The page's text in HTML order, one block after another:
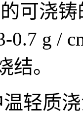
可浇
0.7 g /
。
质浇